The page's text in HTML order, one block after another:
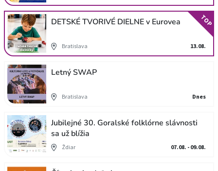
DETSKÉ TVORIVÉ DIELNE v Eurovea
Bratislava 13.08.
TOP
Letný SWAP
Bratislava Dnes
Jubilejné 30. Goralské folklórne slávnosti
sa už blížia
Ždiar 07.08. - 09.08.